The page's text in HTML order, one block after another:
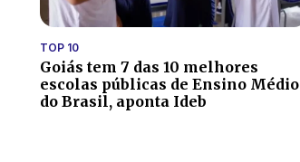
TOP 10
Goiás tem 7 das 10 melhores
escolas públicas de Ensino Médio
do Brasil, aponta Ideb